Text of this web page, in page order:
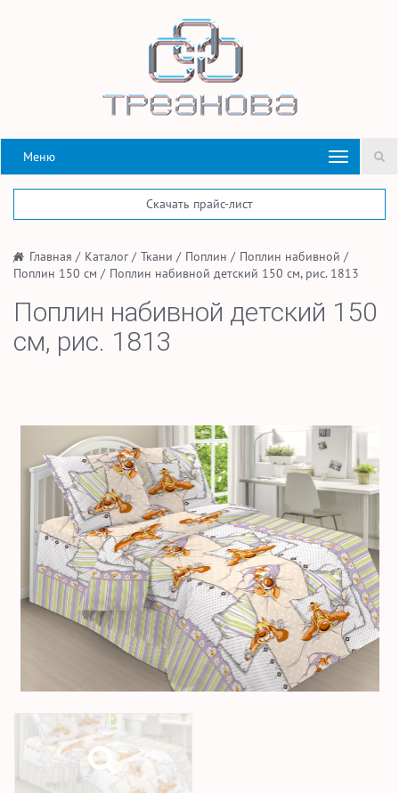
Меню
Скачать прайс-лист
/ Главная / Каталог/ Ткани / Поплин / Поплин набивной /
Поплин 150 см / Поплин набивной детский 150 см, рис. 1813
Поплин набивной детский 150
см, рис. 1813